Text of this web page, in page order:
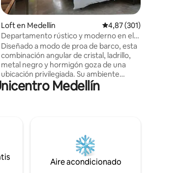
4,95 de 5. 132 evaluaciones
Loft en Medellín Calificación promedio:
4,87 (301)
Departamento rústico y moderno en el
corazón de Laureles
Diseñado a modo de proa de barco, esta
combinación angular de cristal, ladrillo,
metal negro y hormigón goza de una
ubicación privilegiada. Su ambiente
relajado es perfecto para jóvenes
profesionales, estudiantes, parejas,
amplias vistas al valle desde los balcones,
y los residentes también tienen acceso a
la zona común de la azotea con jacuzzi.
Medellín
Aire acondicionado